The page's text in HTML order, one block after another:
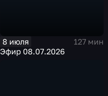
8 июля
127 мин
Эфир 08.07.2026